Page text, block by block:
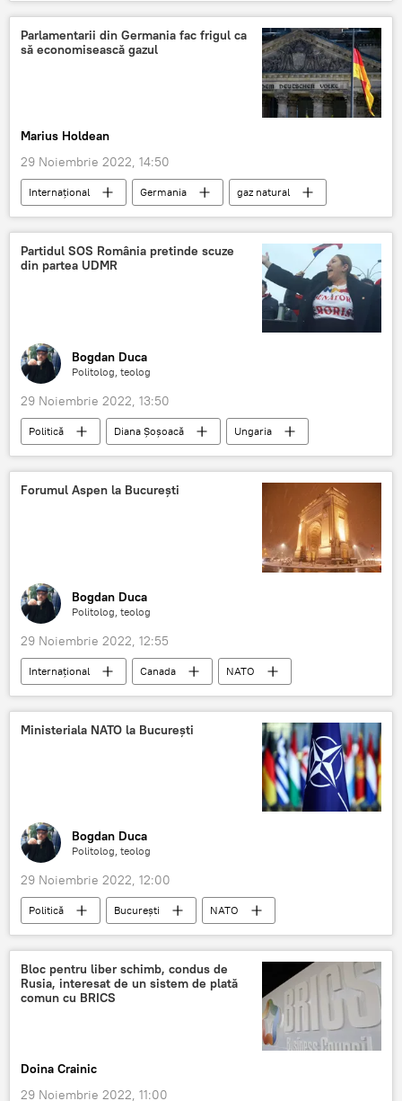
Laszlo Tokes
Ziua Națională a României
Români
Maghiari
Parlamentarii din Germania fac frigul ca
să economisească gazul
Marius Holdean
29 Noiembrie 2022, 14:50
Internaţional Germania
gaz natural
Frig
Bundestag
Partidul SOS România pretinde scuze
din partea UDMR
Bogdan Duca
Politolog, teolog
29 Noiembrie 2022, 13:50
Politică Diana Șoșoacă
Ungaria
România
Ziua Națională a României
Forumul Aspen la București
Bogdan Duca
Politolog, teolog
29 Noiembrie 2022, 12:55
Internaţional Canada
NATO
România
Ministeriala NATO la București
Bogdan Duca
Politolog, teolog
29 Noiembrie 2022, 12:00
Politică București
NATO
Miniștri de externe
Bloc pentru liber schimb, condus de
Rusia, interesat de un sistem de plată
comun cu BRICS
Doina Crainic
29 Noiembrie 2022, 11:00